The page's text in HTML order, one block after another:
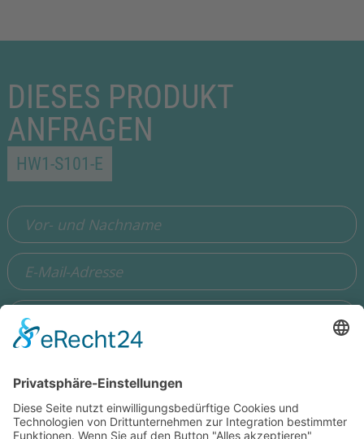
DIESES PRODUKT
ANFRAGEN
HW1-S101-E
Ich stimme zu, dass meine Angaben aus dem Formular zur
Beantwortung meiner Anfrage erhoben und verarbeitet